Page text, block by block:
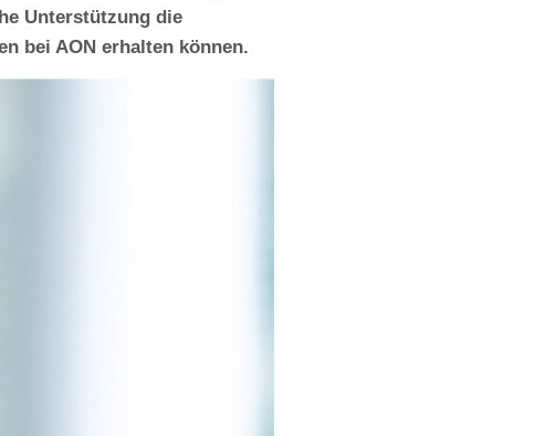
Unterstützung die
bei AON erhalten können.